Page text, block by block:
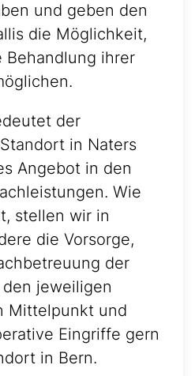
und geben den
die Möglichkeit,
Behandlung ihrer
der
in Naters
Angebot in den
Wie
stellen wir in
die Vorsorge,
der
jeweiligen
Mittelpunkt und
Eingriffe gern
in Bern.